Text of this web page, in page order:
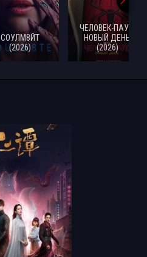
СОУЛМ8ЙТ
(2026)
ЧЕЛОВЕК-ПАУК:
НОВЫЙ ДЕНЬ
(2026)